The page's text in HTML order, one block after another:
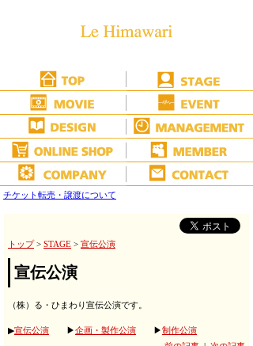
チケット転売・譲渡について
トップ> STAGE > 宣伝公演
宣伝公演
（株）る・ひまわり宣伝公演です。
▶宣伝公演 ▶企画・製作公演 ▶制作公演